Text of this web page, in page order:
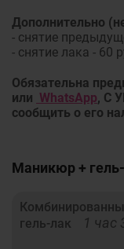
Дополнительно
- снятие
- снятие лака - 60
Обязательна
или WhatsApp, С
сообщить о его
Маникюр +
гель-лак
1 час